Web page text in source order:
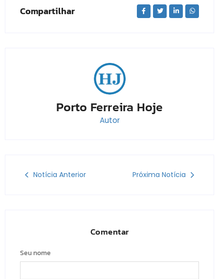
Compartilhar
Porto Ferreira Hoje
Autor
Notícia Anterior Próxima Notícia
Comentar
Seu nome